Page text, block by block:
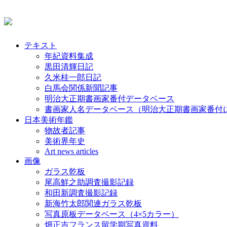
テキスト
年紀資料集成
黒田清輝日記
久米桂一郎日記
白馬会関係新聞記事
明治大正期書画家番付データベース
書画家人名データベース（明治大正期書画家番付
日本美術年鑑
物故者記事
美術界年史
Art news articles
画像
ガラス乾板
尾高鮮之助調査撮影記録
和田新調査撮影記録
新海竹太郎関連ガラス乾板
写真原板データベース（4×5カラー）
畑正吉フランス留学期写真資料